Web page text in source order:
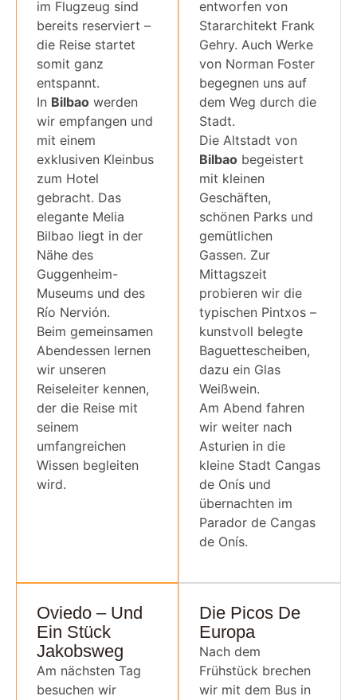
im Flugzeug sind
bereits reserviert –
die Reise startet
somit ganz
entspannt.
In Bilbao werden
wir empfangen und
mit einem
exklusiven Kleinbus
zum Hotel
gebracht. Das
elegante Melia
Bilbao liegt in der
Nähe des
Guggenheim-
Museums und des
Río Nervión.
Beim gemeinsamen
Abendessen lernen
wir unseren
Reiseleiter kennen,
der die Reise mit
seinem
umfangreichen
Wissen begleiten
wird.
entworfen von
Stararchitekt Frank
Gehry. Auch Werke
von Norman Foster
begegnen uns auf
dem Weg durch die
Stadt.
Die Altstadt von
Bilbao begeistert
mit kleinen
Geschäften,
schönen Parks und
gemütlichen
Gassen. Zur
Mittagszeit
probieren wir die
typischen Pintxos –
kunstvoll belegte
Baguettescheiben,
dazu ein Glas
Weißwein.
Am Abend fahren
wir weiter nach
Asturien in die
kleine Stadt Cangas
de Onís und
übernachten im
Parador de Cangas
de Onís.
Die Picos De
Europa
Nach dem
Frühstück brechen
wir mit dem Bus in
Oviedo – Und
Ein Stück
Jakobsweg
Am nächsten Tag
besuchen wir